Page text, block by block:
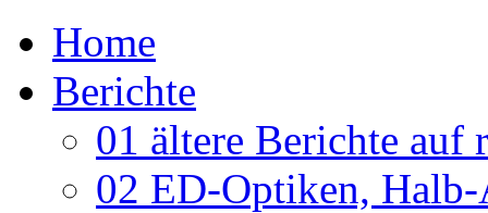
Home
Berichte
01 ältere Berichte auf
02 ED-Optiken, Halb-